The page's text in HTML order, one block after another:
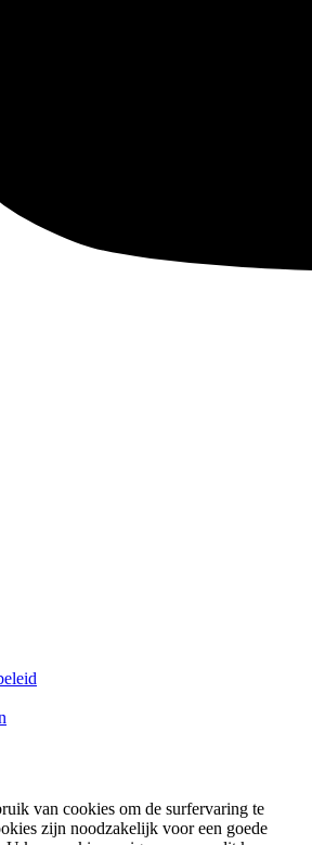
van cookies om de surfervaring te
zijn noodzakelijk voor een goede